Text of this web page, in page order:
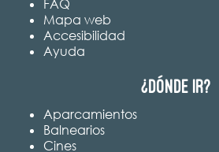
FAQ
Mapa web
Accesibilidad
Ayuda
¿Dónde ir?
Aparcamientos
Balnearios
Cines